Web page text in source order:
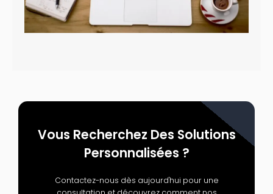
Vous Recherchez Des Solutions
Personnalisées ?
Contactez-nous dès aujourd'hui pour une